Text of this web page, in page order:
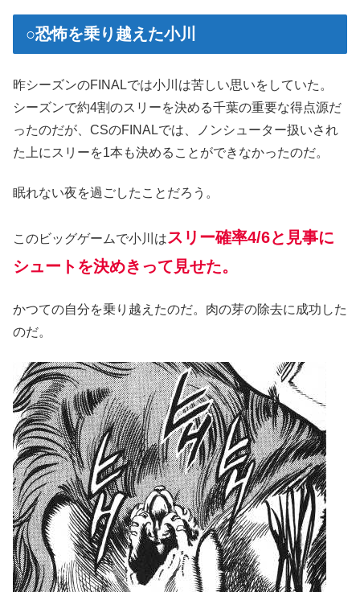
○恐怖を乗り越えた小川
昨シーズンのFINALでは小川は苦しい思いをしていた。
シーズンで約4割のスリーを決める千葉の重要な得点源だ
ったのだが、CSのFINALでは、ノンシューター扱いされ
た上にスリーを1本も決めることができなかったのだ。
眠れない夜を過ごしたことだろう。
このビッグゲームで小川はスリー確率4/6と見事に
シュートを決めきって見せた。
かつての自分を乗り越えたのだ。肉の芽の除去に成功した
のだ。